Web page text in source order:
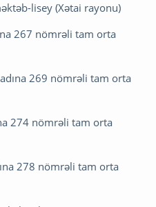
lisey (Xətai rayonu)
267 nömrəli tam orta
269 nömrəli tam orta
274 nömrəli tam orta
278 nömrəli tam orta